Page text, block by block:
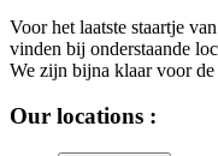
Voor het laatste staartje
vinden bij onderstaande
We zijn bijna klaar voor de
Our locations :